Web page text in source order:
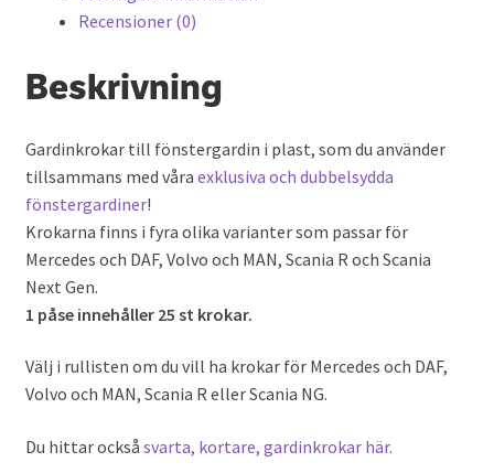
Recensioner (0)
Beskrivning
Gardinkrokar till fönstergardin i plast, som du använder
tillsammans med våra exklusiva och dubbelsydda
fönstergardiner!
Krokarna finns i fyra olika varianter som passar för
Mercedes och DAF, Volvo och MAN, Scania R och Scania
Next Gen.
1 påse innehåller 25 st krokar.
Välj i rullisten om du vill ha krokar för Mercedes och DAF,
Volvo och MAN, Scania R eller Scania NG.
Du hittar också svarta, kortare, gardinkrokar här.